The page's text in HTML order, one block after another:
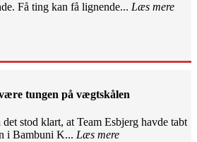
Få ting kan få lignende... Læs mere
tungen på vægtskålen
stod klart, at Team Esbjerg havde tabt
i Bambuni K... Læs mere